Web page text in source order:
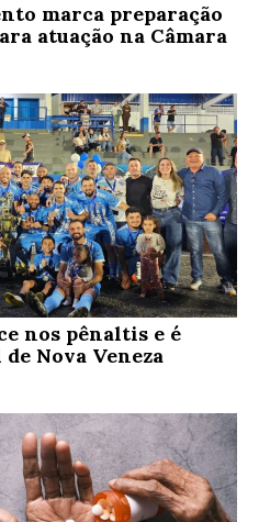
marca preparação
atuação na Câmara
nos pênaltis e é
Nova Veneza